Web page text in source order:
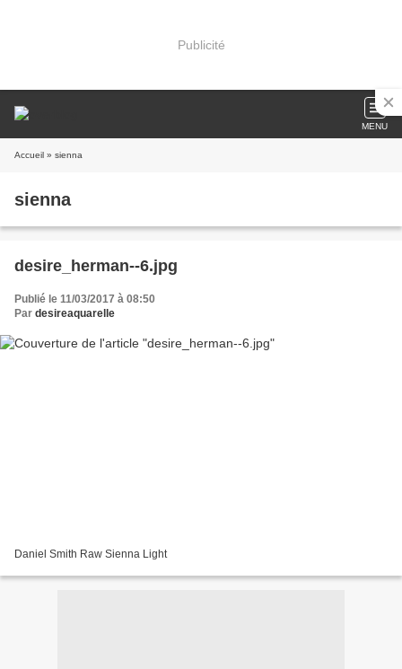
Publicité
MENU
Accueil » sienna
sienna
desire_herman--6.jpg
Publié le 11/03/2017 à 08:50
Par desireaquarelle
Daniel Smith Raw Sienna Light